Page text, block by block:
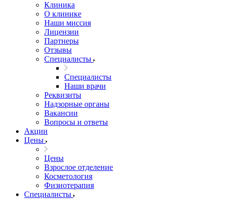
Клиника
О клинике
Наши миссия
Лицензии
Партнеры
Отзывы
Специалисты
Специалисты
Наши врачи
Реквизиты
Надзорные органы
Вакансии
Вопросы и ответы
Акции
Цены
Цены
Взрослое отделение
Косметология
Физиотерапия
Специалисты